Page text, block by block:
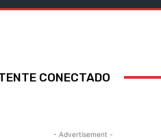
CONECTADO
- Advertisement -